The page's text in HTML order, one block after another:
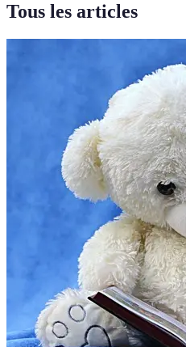
Tous les articles